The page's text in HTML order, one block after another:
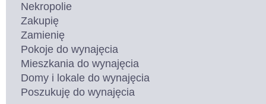
Nekropolie
Zakupię
Zamienię
Pokoje do wynajęcia
Mieszkania do wynajęcia
Domy i lokale do wynajęcia
Poszukuję do wynajęcia